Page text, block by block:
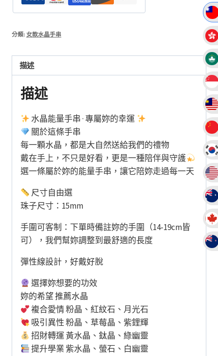
兔
設
情
分類: 女款水晶手串
描述
描述
水晶能量手串 · 專屬妳的幸運
關於這條手串
每一顆水晶，都是大自然送給我們的禮物
戴在手上，不只是好看，更是一種陪伴與守護
選一條屬於妳的能量手串，讓它陪妳走過每一天
尺寸自由選
珠子尺寸：15mm
手圍可客制：下單時備註妳的手圍（14-19cm皆
可），我們幫妳調整到最舒適的長度
彈性線設計，好戴好脫
選擇妳想要的功效
妳的希望 推薦水晶
複合愛情 粉晶、紅紋石、月光石
吸引異性 粉晶、草莓晶、紫鋰輝
招財轉運 黃水晶、鈦晶、綠幽靈
提升學業 紫水晶、螢石、白幽靈